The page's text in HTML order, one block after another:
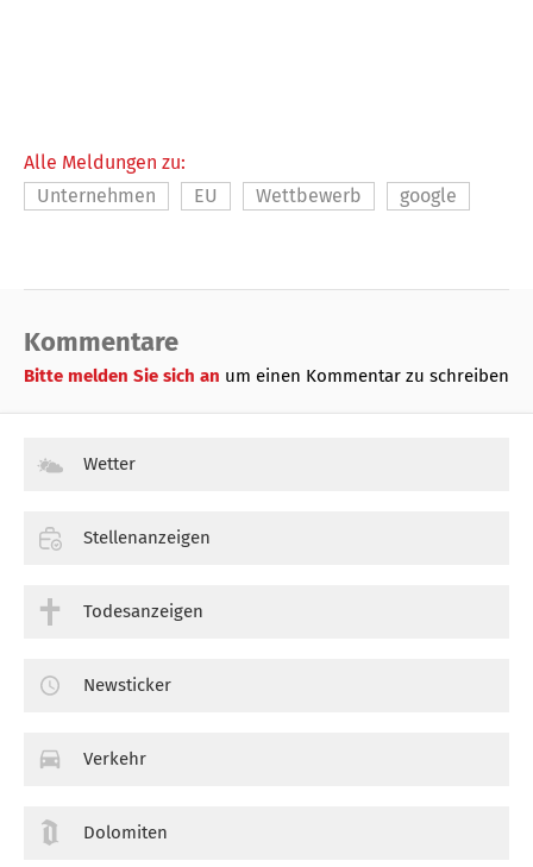
Alle Meldungen zu:
Unternehmen
EU Wettbewerb google
Kommentare
Bitte melden Sie sich an um einen Kommentar zu schreiben
Wetter
Stellenanzeigen
Todesanzeigen
Newsticker
Verkehr
Dolomiten